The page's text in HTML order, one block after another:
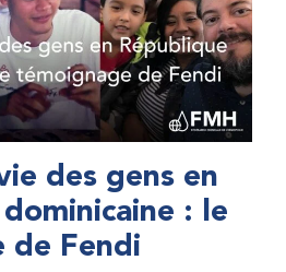
des gens en
: le
de Fendi